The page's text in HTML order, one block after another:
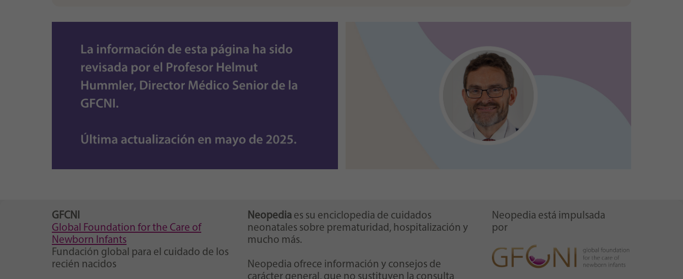
GFCNI
Global Foundation for the Care of
Newborn Infants
Fundación global para el cuidado de los
recién nacidos
Neopedia es su enciclopedia de cuidados
neonatales sobre prematuridad, hospitalización y
mucho más.
Neopedia ofrece información y consejos de
carácter general, que no sustituyen la consulta
Neopedia está impulsada
por